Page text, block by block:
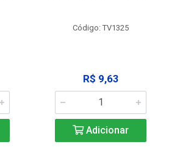
Código: TV1325
R$ 9,63
Adicionar